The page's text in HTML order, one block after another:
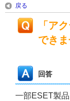
戻る
「ア
でき
回答
一部ESET製